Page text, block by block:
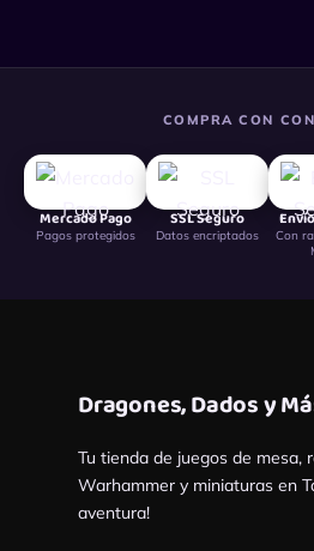
COMPRA CON
Mercado Pago
Pagos protegidos
SSL Seguro
Datos encriptados
Con
Dragones, Dados y
Tu tienda de juegos de mesa,
Warhammer y miniaturas en
aventura!